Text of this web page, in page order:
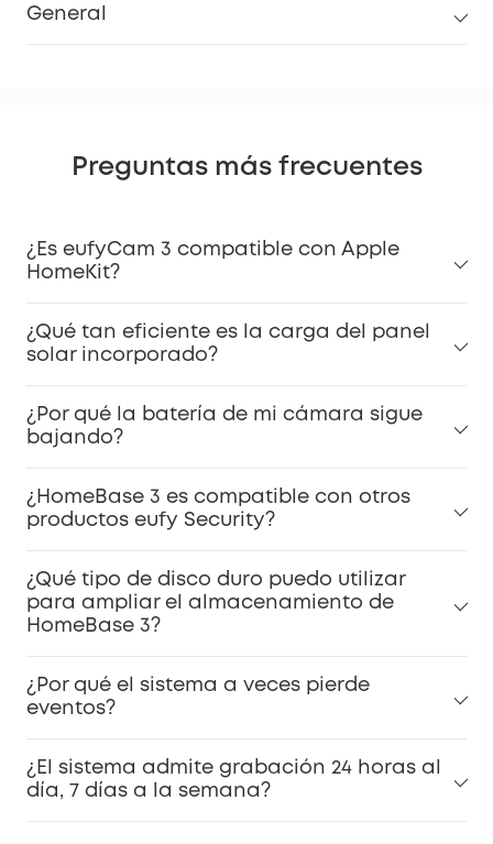
General
Preguntas más frecuentes
¿Es eufyCam 3 compatible con Apple
HomeKit?
¿Qué tan eficiente es la carga del panel
solar incorporado?
¿Por qué la batería de mi cámara sigue
bajando?
¿HomeBase 3 es compatible con otros
productos eufy Security?
¿Qué tipo de disco duro puedo utilizar
para ampliar el almacenamiento de
HomeBase 3?
¿Por qué el sistema a veces pierde
eventos?
¿El sistema admite grabación 24 horas al
día, 7 días a la semana?